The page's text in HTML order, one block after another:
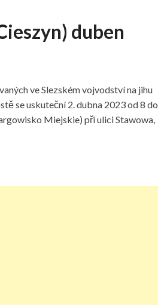
duben
ve Slezském vojvodství na jihu
se uskuteční 2. dubna 2023 od 8 do
Miejskie) při ulici Stawowa,